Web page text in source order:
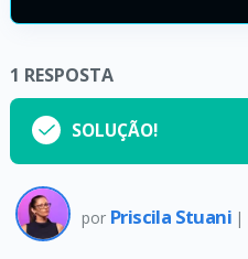
1 RESPOSTA
SOLUÇÃO!
por Priscila Stuani |